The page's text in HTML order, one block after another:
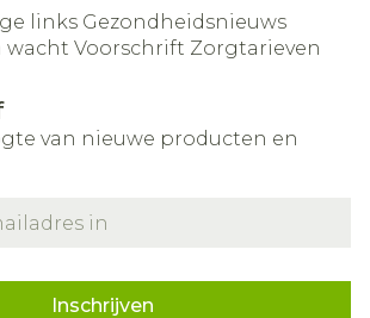
links Gezondheidsnieuws
wacht Voorschrift Zorgtarieven
van nieuwe producten en
Inschrijven